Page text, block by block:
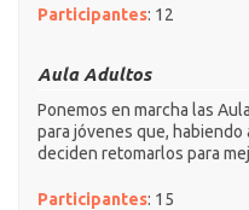
Participantes: 12
Aula Adultos
Ponemos en marcha las
para jóvenes que,
deciden retomarlos para
Participantes: 15